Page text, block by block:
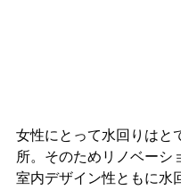
女性にとって水回りはと
所。そのためリノベーシ
室内デザイン性ともに水